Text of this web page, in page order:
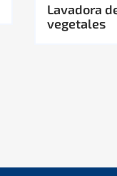
Lavadora
vegetales